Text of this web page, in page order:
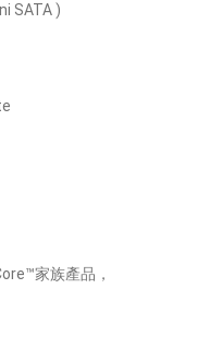
SATA )
家族產品，